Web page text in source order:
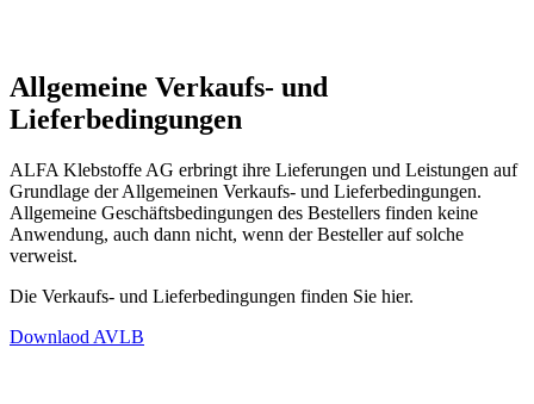
Allgemeine Verkaufs- und
Lieferbedingungen
ALFA Klebstoffe AG erbringt ihre Lieferungen und Leistungen auf
Grundlage der Allgemeinen Verkaufs- und Lieferbedingungen.
Allgemeine Geschäftsbedingungen des Bestellers finden keine
Anwendung, auch dann nicht, wenn der Besteller auf solche
verweist.
Die Verkaufs- und Lieferbedingungen finden Sie hier.
Downlaod AVLB